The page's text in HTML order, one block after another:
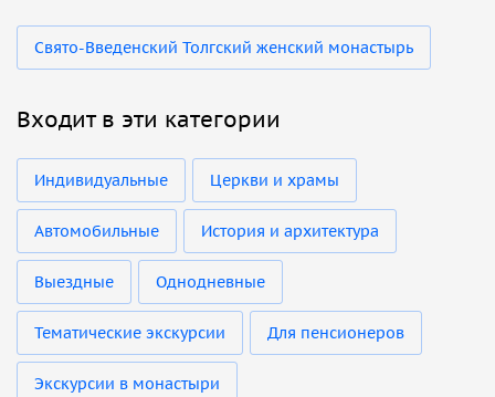
Свято-Введенский Толгский женский монастырь
Входит в эти категории
Индивидуальные Церкви и храмы
Автомобильные История и архитектура
Выездные Однодневные
Тематические экскурсии Для пенсионеров
Экскурсии в монастыри